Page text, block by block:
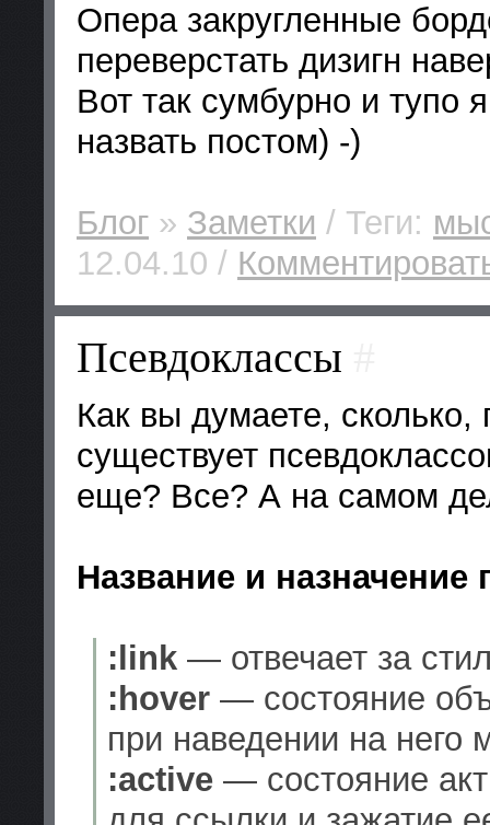
Опера закругленные
переверстать дизигн
Вот так сумбурно и тупо
назвать постом) -)
Блог » Заметки / Теги:
12.04.10 /
Псевдоклассы
Как вы думаете,
существует
еще? Все? А на самом
Название и назначение
:link — отвечает за
:hover — состояние
при наведении на него
:active — состояние